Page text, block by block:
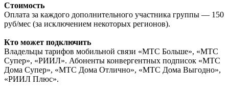
Стоимость
Оплата за каждого дополнительного участника группы — 150
руб/мес (за исключением некоторых регионов).
Кто может подключить
Владельцы тарифов мобильной связи «МТС Больше», «МТС
Супер», «РИИЛ». Абоненты конвергентных подписок «МТС
Дома Супер», «МТС Дома Отлично», «МТС Дома Выгодно»,
«РИИЛ Плюс».